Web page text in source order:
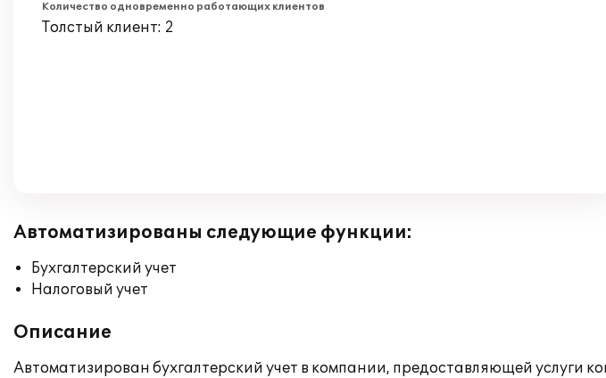
Количество одновременно работающих клиентов
Толстый клиент: 2
Автоматизированы следующие функции:
Бухгалтерский учет
Налоговый учет
Описание
Автоматизирован бухгалтерский учет в компании, предоставляющей услуги